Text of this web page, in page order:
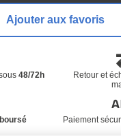
Ajouter aux favoris
48/72h
Retour et
Paiement